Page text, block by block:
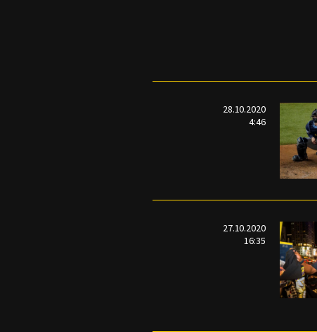
28.10.2020
4:46
27.10.2020
16:35